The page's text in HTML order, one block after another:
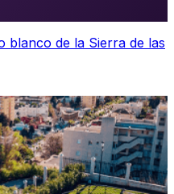
blanco de la Sierra de las